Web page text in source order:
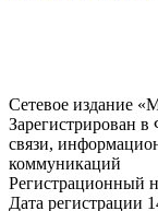
Сетевое издание
Зарегистрирован
связи,
коммуникаций
Регистрационный
Дата регистрации